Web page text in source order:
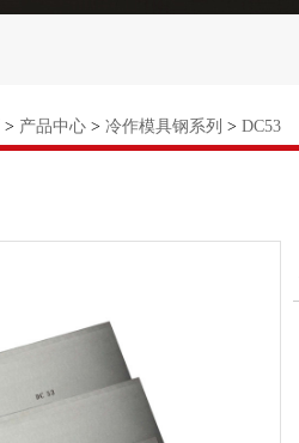
> 产品中心 > 冷作模具钢系列 > DC53